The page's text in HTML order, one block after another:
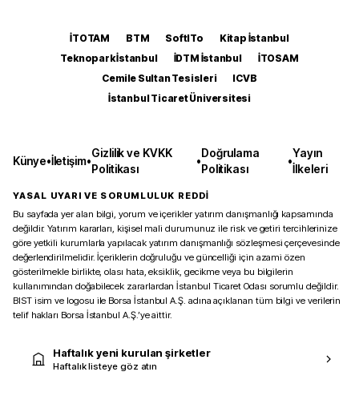
İTOTAM BTM SoftITo
Kitap İstanbul
Teknopark İstanbul
İDTM İstanbul
İTOSAM
Cemile Sultan Tesisleri
ICVB
İstanbul Ticaret Üniversitesi
Künye•İletişim•
Gizlilik ve KVKK
Politikası
•
Doğrulama
Politikası
•
Yayın
İlkeleri
YASAL UYARI VE SORUMLULUK REDDİ
Bu sayfada yer alan bilgi, yorum ve içerikler yatırım danışmanlığı kapsamında
değildir. Yatırım kararları, kişisel mali durumunuz ile risk ve getiri tercihlerinize
göre yetkili kurumlarla yapılacak yatırım danışmanlığı sözleşmesi çerçevesinde
değerlendirilmelidir. İçeriklerin doğruluğu ve güncelliği için azami özen
gösterilmekle birlikte, olası hata, eksiklik, gecikme veya bu bilgilerin
kullanımından doğabilecek zararlardan İstanbul Ticaret Odası sorumlu değildir.
BIST isim ve logosu ile Borsa İstanbul A.Ş. adına açıklanan tüm bilgi ve verilerin
telif hakları Borsa İstanbul A.Ş.’ye aittir.
Haftalık yeni kurulan şirketler
Haftalık listeye göz atın